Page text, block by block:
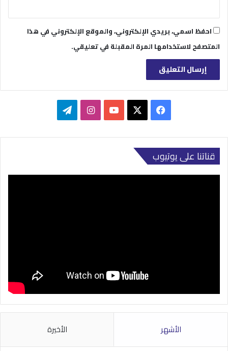
احفظ اسمي، بريدي الإلكتروني، والموقع الإلكتروني في هذا
المتصفح لاستخدامها المرة المقبلة في تعليقي.
فيسبوك ‫YouTubeانستقرامتيلقرام
قناتنا على يوتيوب
الأشهر الأخيرة